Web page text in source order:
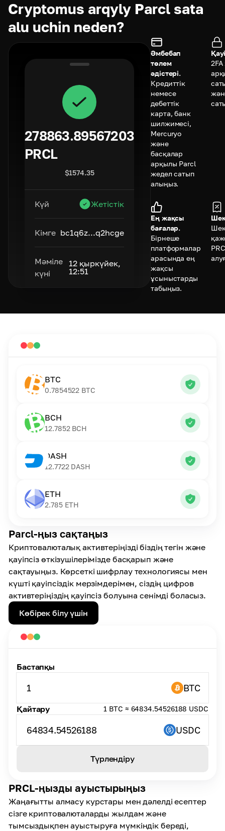
Cryptomus arqyly Parcl sata
alu uchin neden?
278863.89567203
PRCL
$1574.35
Күй Жетістік
Кімге bc1q6z...q2hcge
Мәміле
күні
12 қыркүйек,
12:51
Әмбебап
төлем
әдістері.
Кредиттік
немесе
дебеттік
карта, банк
шилжимесі,
Mercuryo
және
басқалар
арқылы Parcl
жедел сатып
алыңыз.
Ең жақсы
бағалар.
Бірнеше
платформалар
арасында ең
жақсы
ұсыныстарды
табыңыз.
Parcl-ңыз сақтаңыз
Криптовалюталық активтеріңізді біздің тегін және
қауіпсіз өткізушілерімізде басқарып және
сақтауыңыз. Көрсеткі шифрлау технологиясы мен
күшті қауіпсіздік мерзімдерімен, сіздің цифров
активтеріңіздің қауіпсіз болуына сенімді боласыз.
Көбірек білу үшін
BTC
0.7854522 BTC
BCH
12.7852 BCH
DASH
12.7722 DASH
ETH
2.785 ETH
PRCL-ңызды ауыстырыңыз
Жаңағытты алмасу курстары мен дәлелді есептер
сізге криптовалюталарды жылдам және
тымсыздықпен ауыстыруға мүмкіндік береді,
Бастапқы
1 BTC
Қайтару 1 BTC ≈ 64834.54526188 USDC
64834.54526188 USDC
Түрлендіру